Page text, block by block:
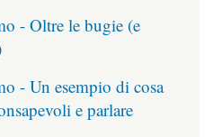
- Oltre le bugie (e
- Un esempio di cosa
e parlare